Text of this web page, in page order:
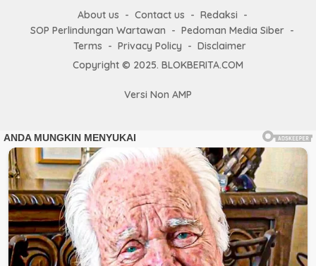
About us Contact us
Redaksi
SOP Perlindungan Wartawan
Pedoman Media Siber
Terms
Privacy Policy
Disclaimer
Copyright © 2025. BLOKBERITA.COM
Versi Non AMP